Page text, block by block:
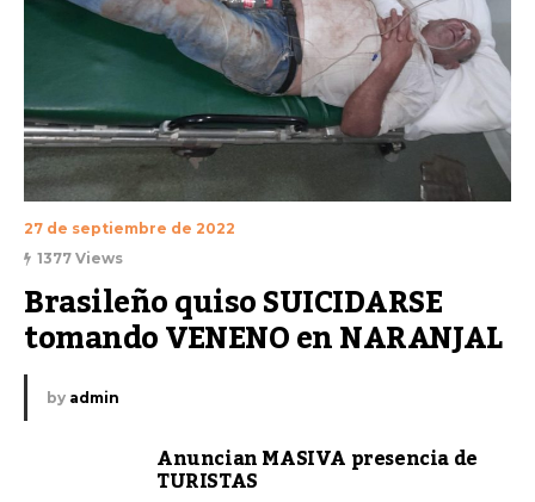
27 de septiembre de 2022
1377 Views
Brasileño quiso SUICIDARSE
tomando VENENO en NARANJAL
by admin
Anuncian MASIVA presencia de
TURISTAS